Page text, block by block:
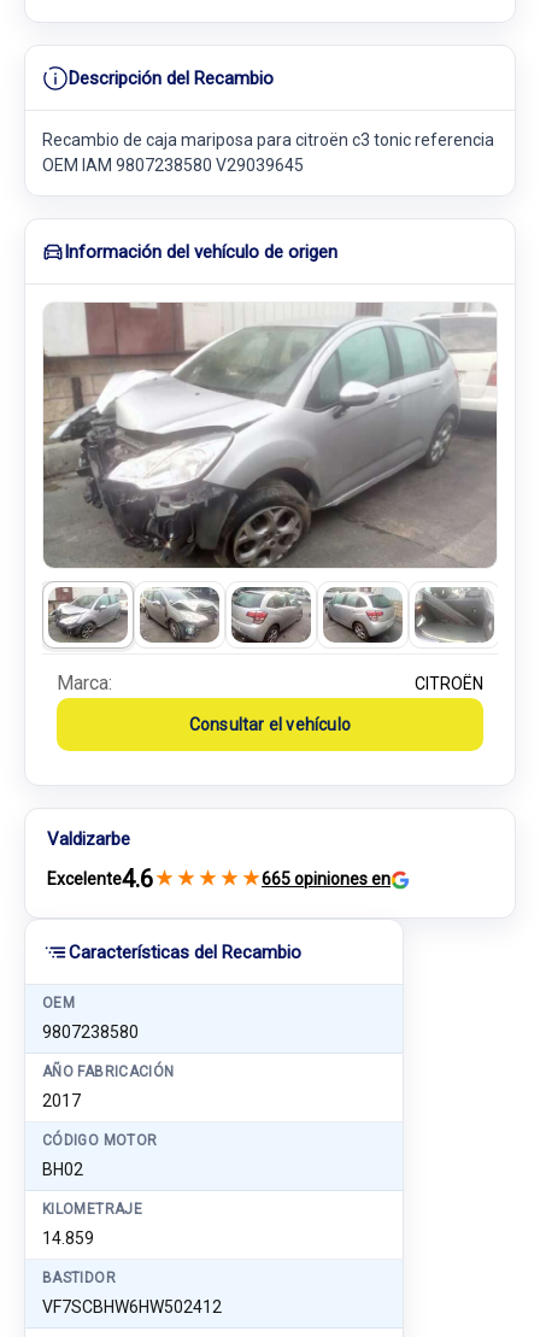
Características del Recambio
OEM
9807238580
AÑO FABRICACIÓN
2017
CÓDIGO MOTOR
BH02
KILOMETRAJE
14.859
BASTIDOR
VF7SCBHW6HW502412
Descripción del Recambio
Recambio de caja mariposa para citroën c3 tonic referencia
OEM IAM 9807238580 V29039645
Información del vehículo de origen
Marca: CITROËN
Consultar el vehículo
Valdizarbe
Excelente4.6★ ★ ★ ★ ★665 opiniones en